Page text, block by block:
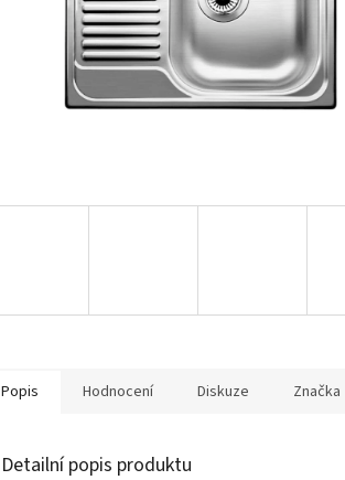
Popis Hodnocení Diskuze Značka
Detailní popis produktu